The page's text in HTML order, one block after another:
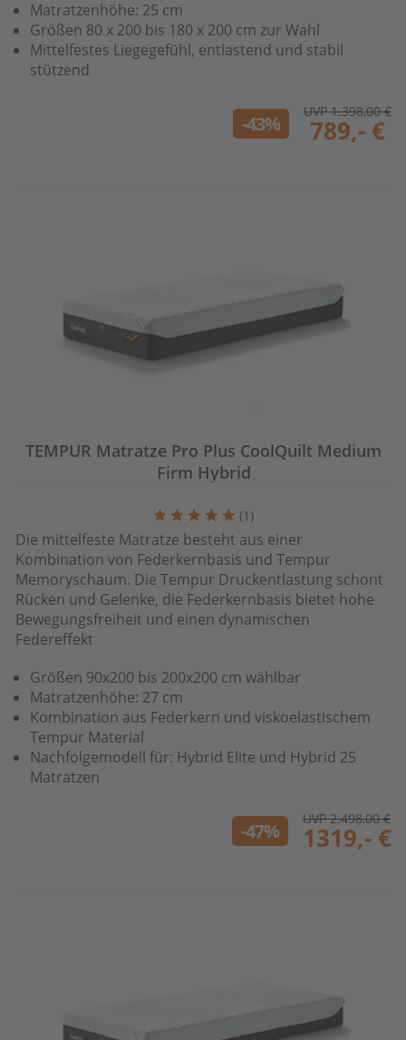
Matratzenhöhe: 25 cm
Größen 80 x 200 bis 180 x 200 cm zur Wahl
Mittelfestes Liegegefühl, entlastend und stabil
stützend
-43% 789,- €
UVP 1.398,00 €
TEMPUR Matratze Pro Plus CoolQuilt Medium
Firm Hybrid
(1 )
Die mittelfeste Matratze besteht aus einer
Kombination von Federkernbasis und Tempur
Memoryschaum. Die Tempur Druckentlastung schont
Rücken und Gelenke, die Federkernbasis bietet hohe
Bewegungsfreiheit und einen dynamischen
Federeffekt
Größen 90x200 bis 200x200 cm wählbar
Matratzenhöhe: 27 cm
Kombination aus Federkern und viskoelastischem
Tempur Material
Nachfolgemodell für: Hybrid Elite und Hybrid 25
Matratzen
-47% 1319,- €
UVP 2.498,00 €